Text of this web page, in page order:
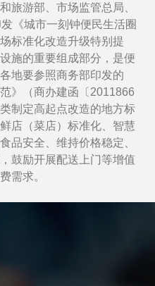
旅游部、市场监管总局、
《城市一刻钟便民生活圈
标准化改造升级特别提
施的重要组成部分，是便
地要参照商务部印发的
》（商办建函〔2011866
制定高起点改造的地方标
店（菜店）标准化、智慧
品安全、维持价格稳定、
鼓励开展配送上门等增值
需求。